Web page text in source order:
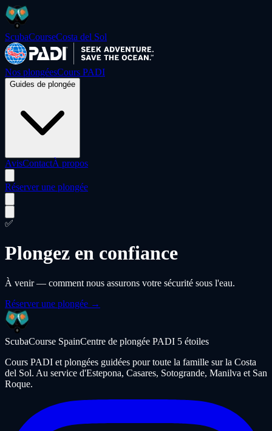
ScubaCourseCosta del Sol
Nos plongéesCours PADI
Guides de plongée
AvisContactÀ propos
Réserver une plongée
✅
Plongez en confiance
À venir — comment nous assurons votre sécurité sous l'eau.
Réserver une plongée →
ScubaCourse SpainCentre de plongée PADI 5 étoiles
Cours PADI et plongées guidées pour toute la famille sur la Costa
del Sol. Au service d'Estepona, Casares, Sotogrande, Manilva et San
Roque.